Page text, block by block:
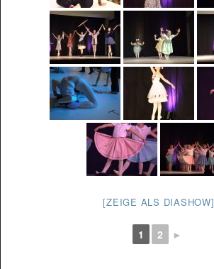
[ZEIGE ALS DIASHOW]
1 2 ►